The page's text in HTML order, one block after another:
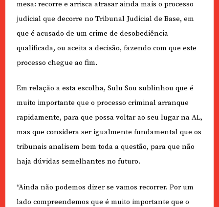
mesa: recorre e arrisca atrasar ainda mais o processo
judicial que decorre no Tribunal Judicial de Base, em
que é acusado de um crime de desobediência
qualificada, ou aceita a decisão, fazendo com que este
processo chegue ao fim.
Em relação a esta escolha, Sulu Sou sublinhou que é
muito importante que o processo criminal arranque
rapidamente, para que possa voltar ao seu lugar na AL,
mas que considera ser igualmente fundamental que os
tribunais analisem bem toda a questão, para que não
haja dúvidas semelhantes no futuro.
“Ainda não podemos dizer se vamos recorrer. Por um
lado compreendemos que é muito importante que o